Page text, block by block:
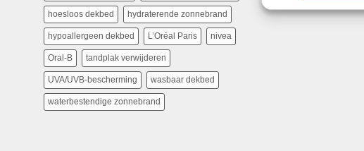
hoesloos dekbed hydraterende zonnebrand
hypoallergeen dekbed L’Oréal Paris nivea
Oral-B tandplak verwijderen
UVA/UVB-bescherming wasbaar dekbed
waterbestendige zonnebrand